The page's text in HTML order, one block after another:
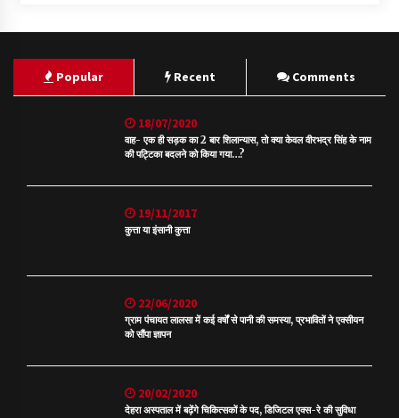
Popular Recent Comments
18/07/2020
वाह- एक ही सड़क का 2 बार शिलान्यास, तो क्या केवल वीरभद्र सिंह के नाम
की पट्टिका बदलने को किया गया…?
19/11/2017
कुत्ता या इंसानी कुत्ता
22/06/2020
ग्राम पंचायत लालसा में कई वर्षों से पानी की समस्या, प्रभावितों ने एक्सीयन
को सौंपा ज्ञापन
20/02/2020
देहरा अस्पताल में बढ़ेंगे चिकित्सकों के पद, डिजिटल एक्स-रे की सुविधा